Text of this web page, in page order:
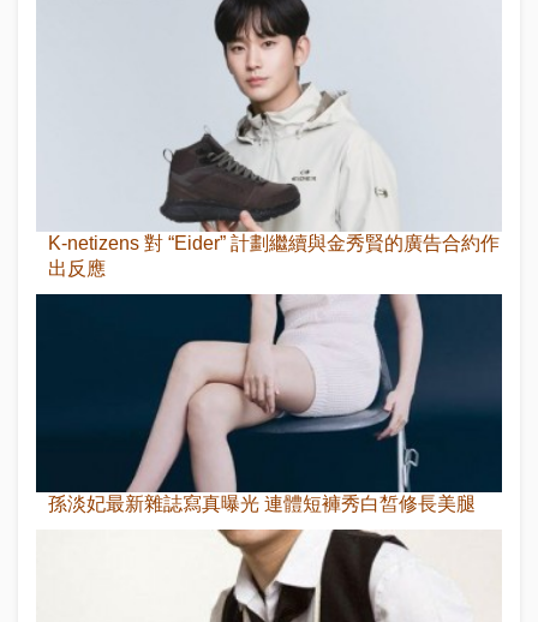
K-netizens 對 “Eider” 計劃繼續與金秀賢的廣告合約作
出反應
孫淡妃最新雜誌寫真曝光 連體短褲秀白皙修長美腿